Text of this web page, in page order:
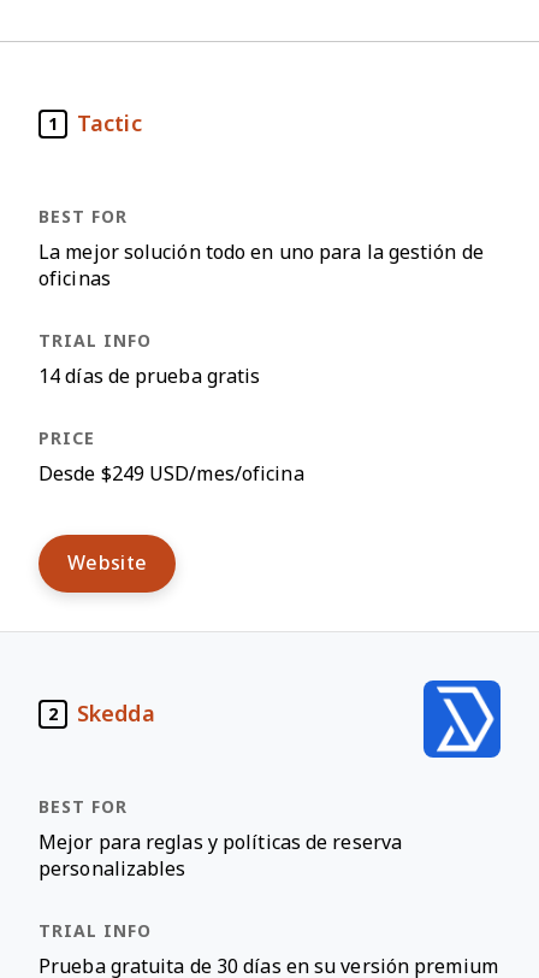
1 Tactic
La mejor solución todo en uno para la gestión de
oficinas
14 días de prueba gratis
Desde $249 USD/mes/oficina
Website
2 Skedda
Mejor para reglas y políticas de reserva
personalizables
Prueba gratuita de 30 días en su versión premium